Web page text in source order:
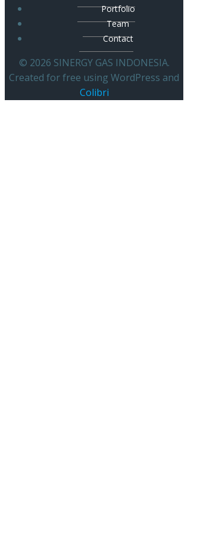
Portfolio
Team
Contact
© 2026 SINERGY GAS INDONESIA.
Created for free using WordPress and
Colibri